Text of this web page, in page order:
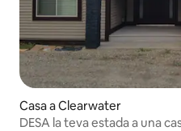
Casa a Clearwater
DESA la teva estada a una